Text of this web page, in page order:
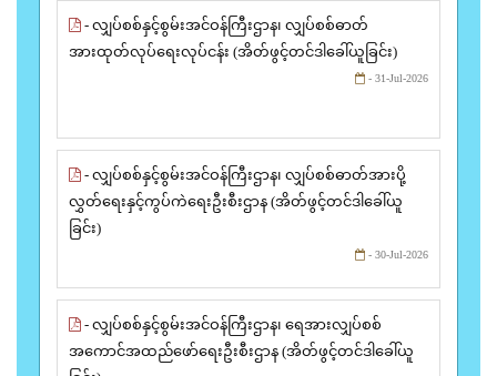
- လျှပ်စစ်နှင့်စွမ်းအင်ဝန်ကြီးဌာန၊ လျှပ်စစ်ဓာတ်
အားထုတ်လုပ်ရေးလုပ်ငန်း (အိတ်ဖွင့်တင်ဒါခေါ်ယူခြင်း)
- 31-Jul-2026
- လျှပ်စစ်နှင့်စွမ်းအင်ဝန်ကြီးဌာန၊ လျှပ်စစ်ဓာတ်အားပို့
လွှတ်ရေးနှင့်ကွပ်ကဲရေးဦးစီးဌာန (အိတ်ဖွင့်တင်ဒါခေါ်ယူ
ခြင်း)
- 30-Jul-2026
- လျှပ်စစ်နှင့်စွမ်းအင်ဝန်ကြီးဌာန၊ ရေအားလျှပ်စစ်
အကောင်အထည်ဖော်ရေးဦးစီးဌာန (အိတ်ဖွင့်တင်ဒါခေါ်ယူ